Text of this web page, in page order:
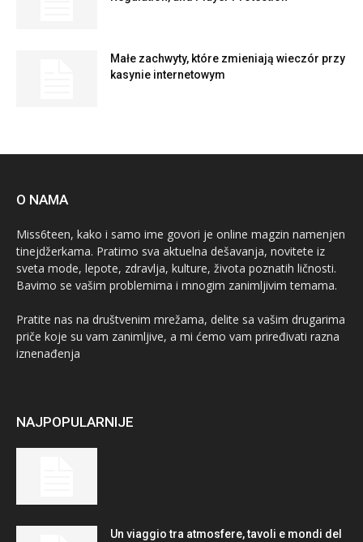
Małe zachwyty, które zmieniają wieczór przy
kasynie internetowym
O NAMA
Miss6teen, kako i samo ime govori je online magzin namenjen
tinejdžerkama. Pratimo sva aktuelna dešavanja, novitete iz
sveta mode, lepote, zdravlja, kulture, života poznatih ličnosti.
Bavimo se vašim problemima i mnogim zanimljivim temama.
Pratite nas na društvenim mrežama, delite sa vašim drugarima
priče koje su vam zanimljive, a mi ćemo vam priređivati razna
iznenađenja
NAJPOPULARNIJE
Un viaggio tra atmosfere, tavoli e mondi del